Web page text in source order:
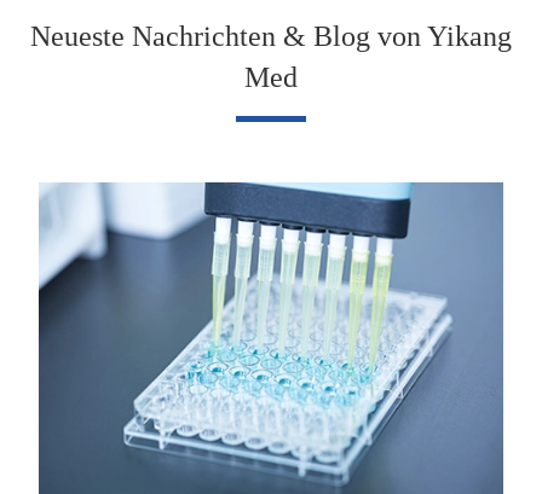
Neueste Nachrichten & Blog von Yikang
Med